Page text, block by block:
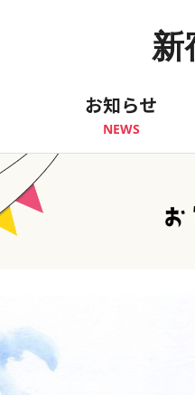
新
お知らせ
NEWS